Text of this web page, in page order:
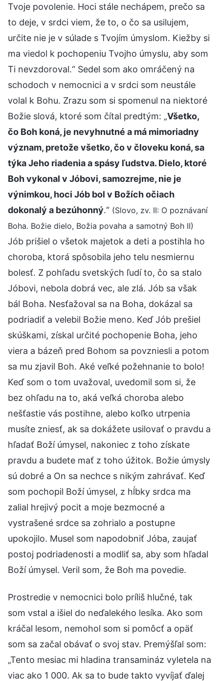
Tvoje povolenie. Hoci stále nechápem, prečo sa
to deje, v srdci viem, že to, o čo sa usilujem,
určite nie je v súlade s Tvojím úmyslom. Kiežby si
ma viedol k pochopeniu Tvojho úmyslu, aby som
Ti nevzdoroval.“ Sedel som ako omráčený na
schodoch v nemocnici a v srdci som neustále
volal k Bohu. Zrazu som si spomenul na niektoré
Božie slová, ktoré som čítal predtým: „Všetko,
čo Boh koná, je nevyhnutné a má mimoriadny
význam, pretože všetko, čo v človeku koná, sa
týka Jeho riadenia a spásy ľudstva. Dielo, ktoré
Boh vykonal v Jóbovi, samozrejme, nie je
výnimkou, hoci Jób bol v Božích očiach
dokonalý a bezúhonný.“ (Slovo, zv. II: O poznávaní
Boha. Božie dielo, Božia povaha a samotný Boh II)
Jób prišiel o všetok majetok a deti a postihla ho
choroba, ktorá spôsobila jeho telu nesmiernu
bolesť. Z pohľadu svetských ľudí to, čo sa stalo
Jóbovi, nebola dobrá vec, ale zlá. Jób sa však
bál Boha. Nesťažoval sa na Boha, dokázal sa
podriadiť a velebil Božie meno. Keď Jób prešiel
skúškami, získal určité pochopenie Boha, jeho
viera a bázeň pred Bohom sa povzniesli a potom
sa mu zjavil Boh. Aké veľké požehnanie to bolo!
Keď som o tom uvažoval, uvedomil som si, že
bez ohľadu na to, aká veľká choroba alebo
nešťastie vás postihne, alebo koľko utrpenia
musíte zniesť, ak sa dokážete usilovať o pravdu a
hľadať Boží úmysel, nakoniec z toho získate
pravdu a budete mať z toho úžitok. Božie úmysly
sú dobré a On sa nechce s nikým zahrávať. Keď
som pochopil Boží úmysel, z hĺbky srdca ma
zalial hrejivý pocit a moje bezmocné a
vystrašené srdce sa zohrialo a postupne
upokojilo. Musel som napodobniť Jóba, zaujať
postoj podriadenosti a modliť sa, aby som hľadal
Boží úmysel. Veril som, že Boh ma povedie.
Prostredie v nemocnici bolo príliš hlučné, tak
som vstal a išiel do neďalekého lesíka. Ako som
kráčal lesom, nemohol som si pomôcť a opäť
som sa začal obávať o svoj stav. Premýšľal som:
„Tento mesiac mi hladina transamináz vyletela na
viac ako 1 000. Ak sa to bude takto vyvíjať ďalej